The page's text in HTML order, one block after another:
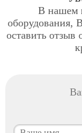
В нашем
оборудования,
оставить отзыв